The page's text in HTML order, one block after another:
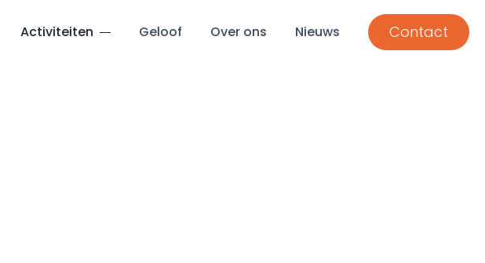
Activiteiten Geloof Over ons Nieuws Contact